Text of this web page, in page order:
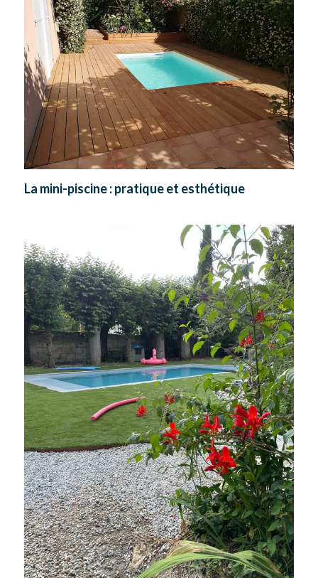
La mini-piscine : pratique et esthétique